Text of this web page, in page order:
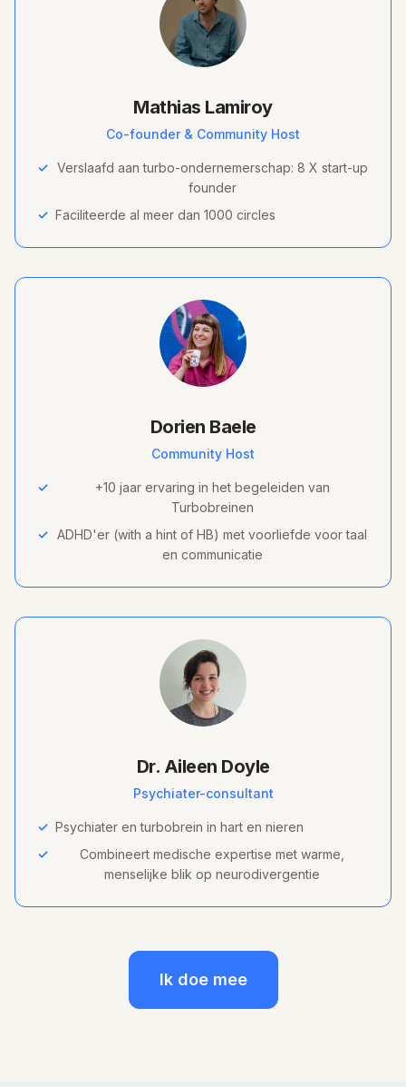
Mathias Lamiroy
Co-founder & Community Host
✓ Verslaafd aan turbo-ondernemerschap: 8 X start-up
founder
✓ Faciliteerde al meer dan 1000 circles
Dorien Baele
Community Host
✓
+10 jaar ervaring in het begeleiden van
Turbobreinen
✓ ADHD'er (with a hint of HB) met voorliefde voor taal
en communicatie
Dr. Aileen Doyle
Psychiater-consultant
✓ Psychiater en turbobrein in hart en nieren
✓
Combineert medische expertise met warme,
menselijke blik op neurodivergentie
Ik doe mee